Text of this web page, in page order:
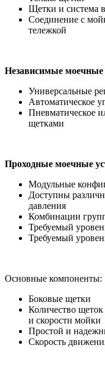
Щетки и система
Соединение с
тележкой
Независимые моечные
Универсальные
Автоматическое
Пневматическое
щетками
Проходные моечные
Модульные
Доступны
давления
Комбинации
Требуемый
Требуемый
Основные компоненты:
Боковые щетки
Количество щеток
и скорости мойки
Простой и
Скорость